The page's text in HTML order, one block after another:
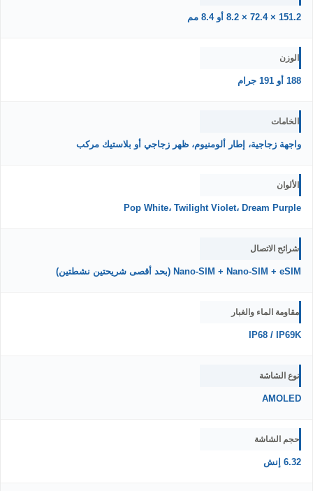
151.2 × 72.4 × 8.2 أو 8.4 مم
الوزن
188 أو 191 جرام
الخامات
واجهة زجاجية، إطار ألومنيوم، ظهر زجاجي أو بلاستيك مركب
الألوان
Pop White، Twilight Violet، Dream Purple
شرائح الاتصال
Nano-SIM + Nano-SIM + eSIM (بحد أقصى شريحتين نشطتين)
مقاومة الماء والغبار
IP68 / IP69K
نوع الشاشة
AMOLED
حجم الشاشة
6.32 إنش